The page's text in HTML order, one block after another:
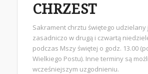
CHRZEST
Sakrament chrztu świętego udzielany
zasadniczo w drugą i czwartą
podczas Mszy świętej o godz. 13.00
Wielkiego Postu). Inne terminy są
wcześniejszym uzgodnieniu.